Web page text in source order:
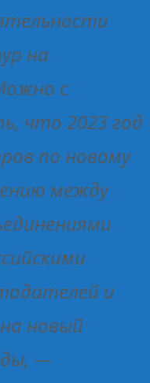
на
с
что 2023 год
по новому
между
и
новый
—